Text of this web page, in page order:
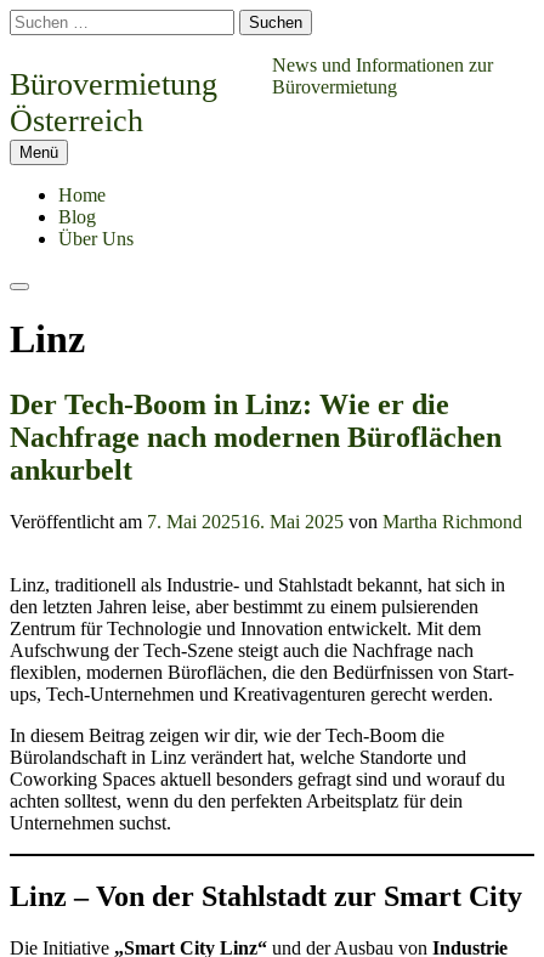
Springe
zum
Suchen
nach:
Bürovermietung
Österreich
News und Informationen zur
Bürovermietung
Menü
Home
Blog
Über Uns
Suchen
Linz
Der Tech-Boom in Linz: Wie er die
Nachfrage nach modernen Büroflächen
ankurbelt
Veröffentlicht am 7. Mai 202516. Mai 2025 von Martha Richmond
Linz, traditionell als Industrie- und Stahlstadt bekannt, hat sich in
den letzten Jahren leise, aber bestimmt zu einem pulsierenden
Zentrum für Technologie und Innovation entwickelt. Mit dem
Aufschwung der Tech-Szene steigt auch die Nachfrage nach
flexiblen, modernen Büroflächen, die den Bedürfnissen von Start-
ups, Tech-Unternehmen und Kreativagenturen gerecht werden.
In diesem Beitrag zeigen wir dir, wie der Tech-Boom die
Bürolandschaft in Linz verändert hat, welche Standorte und
Coworking Spaces aktuell besonders gefragt sind und worauf du
achten solltest, wenn du den perfekten Arbeitsplatz für dein
Unternehmen suchst.
Linz – Von der Stahlstadt zur Smart City
Die Initiative „Smart City Linz“ und der Ausbau von Industrie